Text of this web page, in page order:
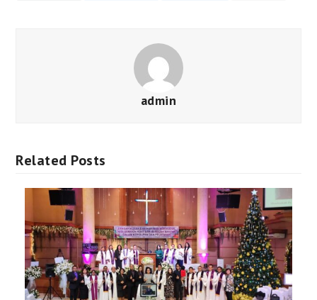
admin
Related Posts